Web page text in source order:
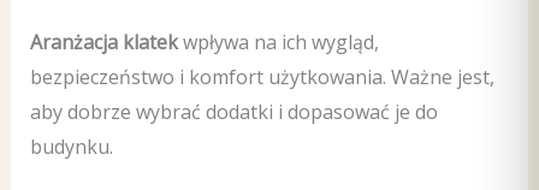
Aranżacja klatekwpływa na ich wygląd,
bezpieczeństwo i komfort użytkowania. Ważne jest,
aby dobrze wybrać dodatki i dopasować je do
budynku.